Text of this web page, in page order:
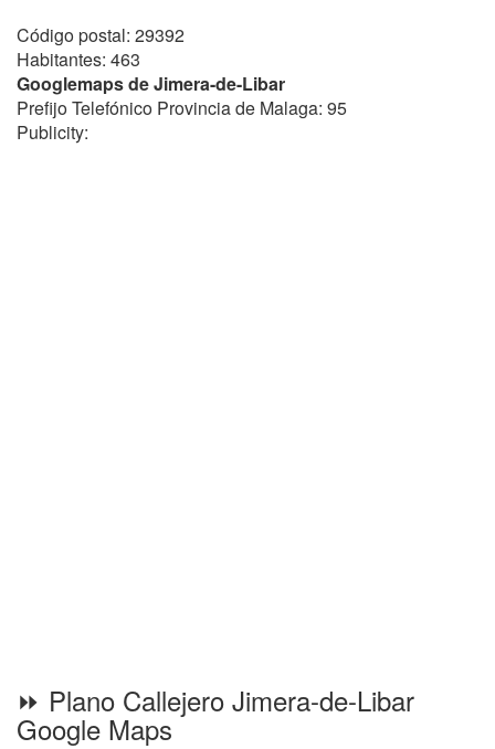
Código postal: 29392
Habitantes: 463
Googlemaps de Jimera-de-Libar
Prefijo Telefónico Provincia de Malaga: 95
Publicity:
⏩ Plano Callejero Jimera-de-Libar
Google Maps